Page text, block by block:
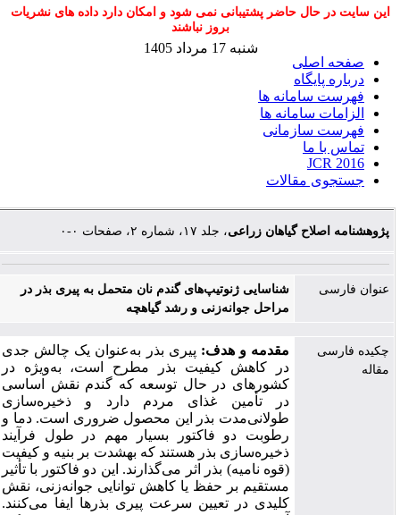
این سایت در حال حاضر پشتیبانی نمی شود و امکان دارد داده های نشریات
بروز نباشند
صفحه اصلی
درباره پایگاه
فهرست سامانه ها
الزامات سامانه ها
فهرست سازمانی
تماس با ما
JCR 2016
جستجوی مقالات
شنبه 17 مرداد 1405
پژوهشنامه اصلاح گیاهان زراعی، جلد ۱۷، شماره ۲، صفحات ۰-۰
عنوان فارسی
شناسایی ژنوتیپ‌های گندم نان متحمل به پیری بذر در
مراحل جوانه‌زنی و رشد گیاهچه
چکیده فارسی
مقاله
مقدمه و هدف: پیری بذر به‌عنوان یک چالش جدی
در کاهش کیفیت بذر
مطرح است، به‌ویژه در
کشورهای در حال توسعه که گندم نقش اساسی
در تأمین غذای مردم دارد و ذخیره‌سازی
طولانی‌مدت بذر این محصولضروری است.دما و
رطوبت دو فاکتور بسیار مهم در طول فرآیند
ذخیره‌سازی بذر هستند کهبه­شدتبر بنیه و کیفیت
(قوه نامیه) بذر اثر می‌گذارند. این دو فاکتور با تأثیر
مستقیم بر حفظ یا کاهش توانایی جوانه‌زنی، نقش
کلیدی در تعیین سرعت پیری بذر‌ها ایفا می‌کنند.